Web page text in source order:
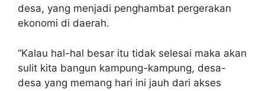
desa, yang menjadi penghambat pergerakan
ekonomi di daerah.
“Kalau hal-hal besar itu tidak selesai maka akan
sulit kita bangun kampung-kampung, desa-
desa yang memang hari ini jauh dari akses